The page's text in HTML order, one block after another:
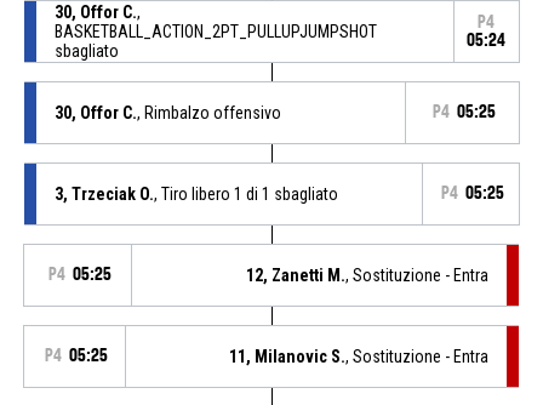
30, Offor C.,
BASKETBALL_ACTION_2PT_PULLUPJUMPSHOT
sbagliato
P4
05:24
30, Offor C., Rimbalzo offensivo P4 05:25
3, Trzeciak O., Tiro libero 1 di 1 sbagliato P4 05:25
P4 05:25 12, Zanetti M., Sostituzione - Entra
P4 05:25 11, Milanovic S., Sostituzione - Entra